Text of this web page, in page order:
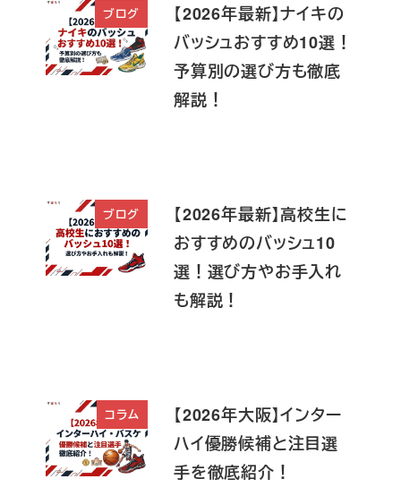
ブログ
【2026年最新】ナイキの
バッシュおすすめ10選！
予算別の選び方も徹底
解説！
ブログ
【2026年最新】高校生に
おすすめのバッシュ10
選！選び方やお手入れ
も解説！
コラム
【2026年大阪】インター
ハイ優勝候補と注目選
手を徹底紹介！